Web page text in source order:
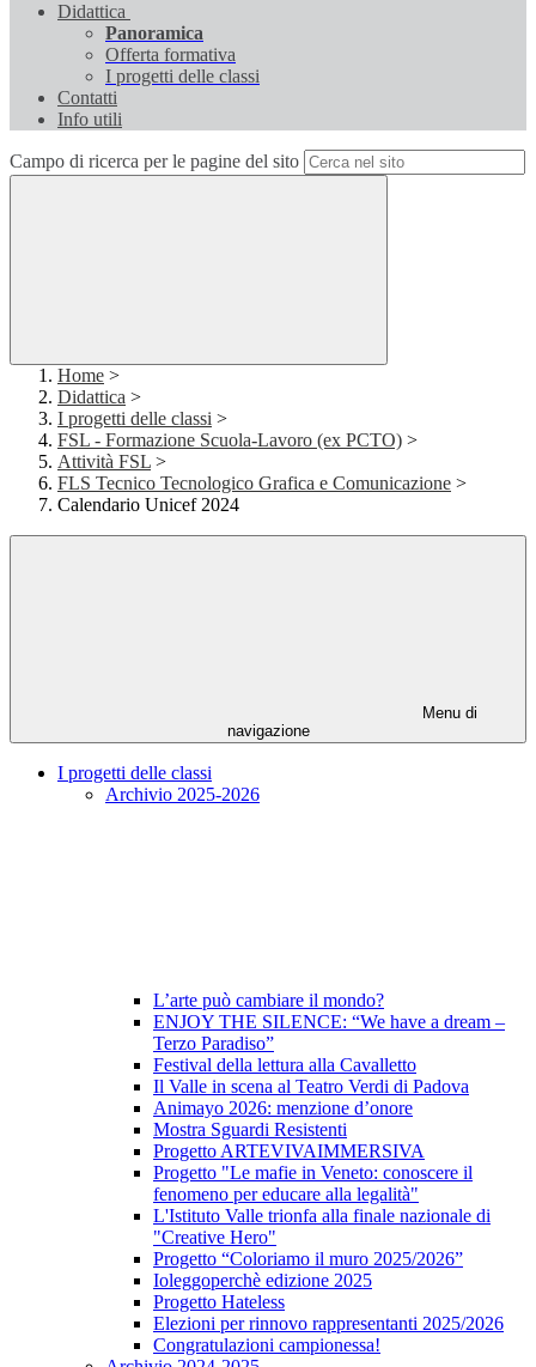
Didattica
Panoramica
Offerta formativa
I progetti delle classi
Contatti
Info utili
Campo di ricerca per le pagine del sito
Home >
Didattica >
I progetti delle classi >
FSL - Formazione Scuola-Lavoro (ex PCTO) >
Attività FSL >
FLS Tecnico Tecnologico Grafica e Comunicazione >
Calendario Unicef 2024
Menu di
navigazione
I progetti delle classi
Archivio 2025-2026
L’arte può cambiare il mondo?
ENJOY THE SILENCE: “We have a dream –
Terzo Paradiso”
Festival della lettura alla Cavalletto
Il Valle in scena al Teatro Verdi di Padova
Animayo 2026: menzione d’onore
Mostra Sguardi Resistenti
Progetto ARTEVIVAIMMERSIVA
Progetto "Le mafie in Veneto: conoscere il
fenomeno per educare alla legalità"
L'Istituto Valle trionfa alla finale nazionale di
"Creative Hero"
Progetto “Coloriamo il muro 2025/2026”
Ioleggoperchè edizione 2025
Progetto Hateless
Elezioni per rinnovo rappresentanti 2025/2026
Congratulazioni campionessa!